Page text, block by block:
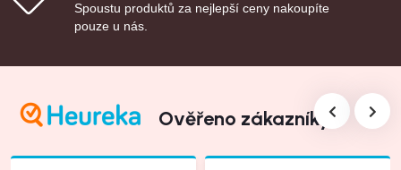
Spoustu produktů za nejlepší ceny nakoupíte
pouze u nás.
Ověřeno zákazníky